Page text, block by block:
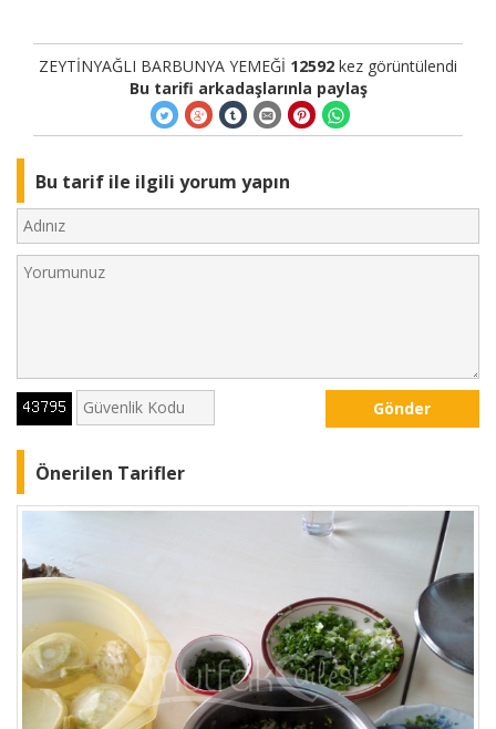
ZEYTİNYAĞLI BARBUNYA YEMEĞİ 12592 kez görüntülendi
Bu tarifi arkadaşlarınla paylaş
Bu tarif ile ilgili yorum yapın
Gönder
Önerilen Tarifler